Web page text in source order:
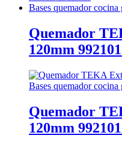
Bases quemador cocina
Quemador
120mm
Bases quemador cocina
Quemador
120mm